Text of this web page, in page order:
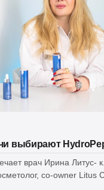
выбирают
врач Ирина Литус-
co-owner Litus